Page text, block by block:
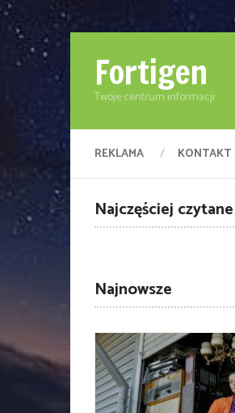
Fortigen
Twoje centrum informacji
REKLAMA KONTAKT
Najczęściej czytane
Najnowsze